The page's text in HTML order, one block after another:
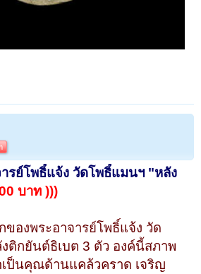
รย์โพธิ์แจ้ง วัดโพธิ์แมนฯ "หลัง
บาท )))
ของพระอาจารย์โพธิ์แจ้ง วัด
ติกยันต์ธิเบต 3 ตัว องค์นี้สภาพ
ป็นคุณด้านแคล้วคราด เจริญ